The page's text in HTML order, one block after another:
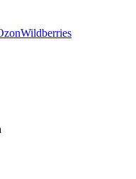
Wildberries